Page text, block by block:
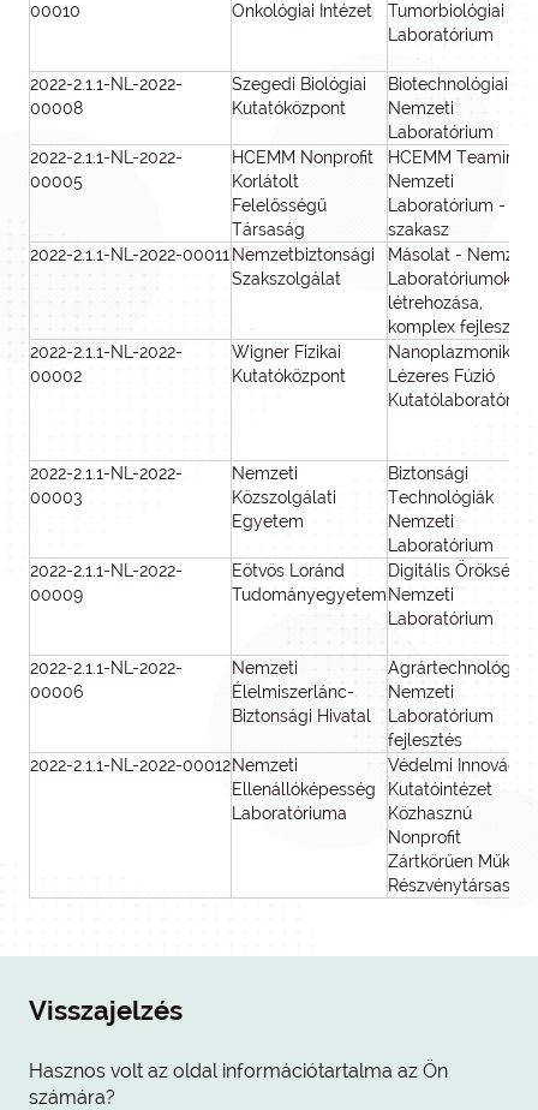
00010
Onkológiai Intézet
Tumorbiológiai
Laboratórium
2022-2.1.1-NL-2022-
00008
Szegedi Biológiai
Kutatóközpont
Biotechnológiai
Nemzeti
Laboratórium
2022-2.1.1-NL-2022-
00005
HCEMM Nonprofit
Korlátolt
Felelősségű
Társaság
HCEMM Teaming
Nemzeti
Laboratórium - 2.
szakasz
2022-2.1.1-NL-2022-00011 Nemzetbiztonsági
Szakszolgálat
Másolat - Nemzeti
Laboratóriumok
létrehozása,
komplex
2022-2.1.1-NL-2022-
00002
Wigner Fizikai
Kutatóközpont
Nanoplazmonikus
Lézeres Fúzió
2022-2.1.1-NL-2022-
00003
Nemzeti
Közszolgálati
Egyetem
Biztonsági
Technológiák
Nemzeti
Laboratórium
2022-2.1.1-NL-2022-
00009
Eötvös Loránd
Tudományegyetem
Digitális Örökség
Nemzeti
Laboratórium
2022-2.1.1-NL-2022-
00006
Nemzeti
Élelmiszerlánc-
Biztonsági Hivatal
Agrártechnológiai
Nemzeti
Laboratórium
fejlesztés
2022-2.1.1-NL-2022-00012Nemzeti
Ellenállóképesség
Laboratóriuma
Védelmi Innovációs
Kutatóintézet
Közhasznú
Nonprofit
Zártkörűen
Részvénytársaság
Visszajelzés
Hasznos volt az oldal információtartalma az Ön
számára?